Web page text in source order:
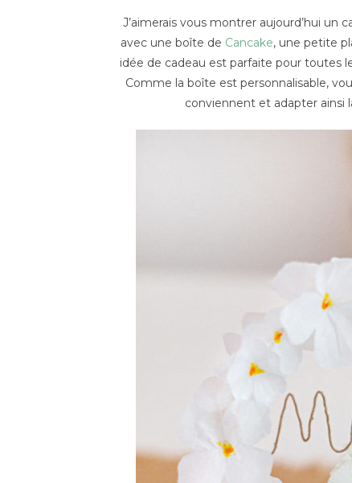
J’aimerais vous montrer aujourd’hui un
avec une boîte de Cancake, une petite
idée de cadeau est parfaite pour toutes
Comme la boîte est personnalisable,
conviennent et adapter ainsi